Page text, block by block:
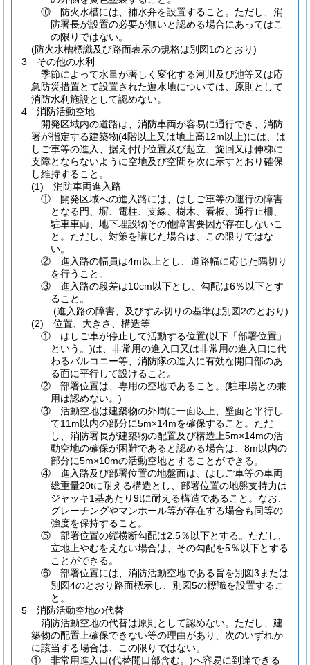
⑩ 防火水槽には、補水弁を設置すること。ただし、消
防署長が設置の必要が無いと認める場合にあってはこ
の限りではない。
(防火水槽標識及び路面表示の規格は別図1のとおり)
3 その他の水利
季節によって水量が著しく変化する河川及び池等又は応
急防災措置とて設置された遊水地については、原則として
消防水利施設として認めない。
4 消防活動空地
開発区域内の道路は、消防車両が容易に通行でき、消防
署が指定する建築物(4階以上又は地上高12m以上)には、は
しご車等の進入、据え付け位置及び起立、旋回又は伸梯に
支障とならないように空地及び空間を次に示すとおり確保
し維持すること。
(1) 消防車両進入路
① 開発区域への進入路には、はしご車等の運行の障害
となる門、塀、電柱、支線、樹木、看板、通行止柵、
駐車車両、地下埋設物その他障害要因が存在しないこ
と。ただし、対策を講じた場合は、この限りではな
い。
② 進入路の幅員は4m以上とし、道路幅に応じた隅切り
を行うこと。
③ 進入路の段差は10cm以下とし、勾配は6％以下とす
ること。
(進入路の障害、及びすみ切りの基準は別図2のとおり)
(2) 位置、大きさ、構造等
① はしご車が停止して活動する位置(以下「部署位置」
という。)は、非常用の進入口又は非常用の進入口に代
わるバルコニー等、消防隊の進入に有効な開口部のあ
る面に平行して設けること。
② 部署位置は、専用の空地であること。 (駐車場との兼
用は認めない。)
③ 活動空地は建築物の外周に一面以上、壁面と平行し
て11m以内の部分に5m×14mを確保すること。ただ
し、消防署長が建築物の配置及び構造上5m×14mの活
動空地の確保が困難であると認める場合は、8m以内の
部分に5m×10mの活動空地とすることができる。
④ 進入路及び部署位置の地盤面は、はしご車等の車両
総重量20tに耐える構造とし、部署位置の地盤支持力は
ジャッキ1基あたり9tに耐える構造であること。なお、
グレーチングやマンホール等が存在する場合も同等の
強度を保持すること。
⑤ 部署位置の縦横断勾配は2.5％以下とする。ただし、
立地上やむをえない場合は、その勾配を5％以下とする
ことができる。
⑥ 部署位置には、消防活動空地である旨を別図3または
別図4のとおり路面標示し、別図5の標識を設置するこ
と。
5 消防活動空地の代替
消防活動空地の代替は原則として認めない。ただし、建
築物の配置上確保できない等の理由があり、次のいずれか
に該当する場合は、この限りではない。
① 非常用進入口(代替開口部含む。)へ容易に到達できる